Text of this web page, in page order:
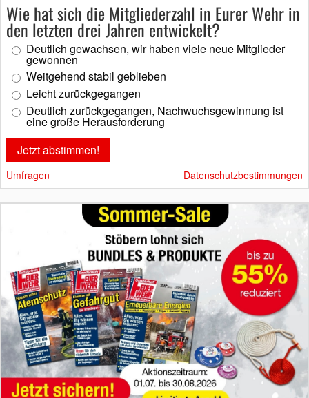
Wie hat sich die Mitgliederzahl in Eurer Wehr in
den letzten drei Jahren entwickelt?
Deutlich gewachsen, wir haben viele neue Mitglieder
gewonnen
Weitgehend stabil geblieben
Leicht zurückgegangen
Deutlich zurückgegangen, Nachwuchsgewinnung ist
eine große Herausforderung
Umfragen Datenschutzbestimmungen